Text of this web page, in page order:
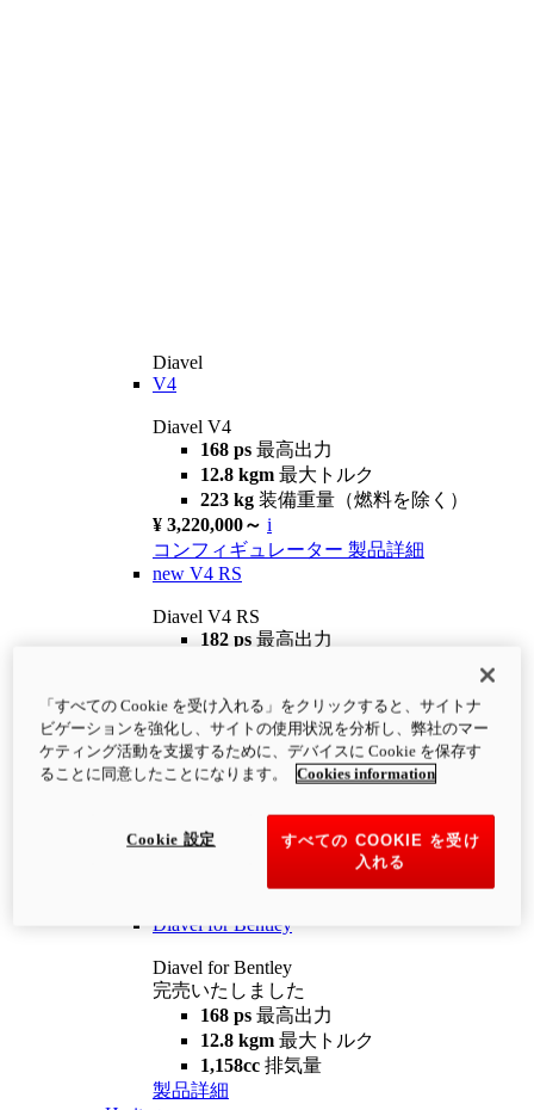
Diavel
V4
Diavel V4
168 ps 最高出力
12.8 kgm 最大トルク
223 kg 装備重量（燃料を除く）
¥ 3,220,000～ i
コンフィギュレーター 製品詳細
new V4 RS
Diavel V4 RS
182 ps 最高出力
¥4,400,000 i
コンフィギュレーター 製品詳細
newV4 RS 100
12.2 kgm
最大トルク
装備重量（燃料を除く）
Diavel for Bentley
Diavel for Bentley
完売いたしました
168 ps 最高出力
12.8 kgm 最大トルク
1,158cc 排気量
製品詳細
「すべての Cookie を受け入れる」をクリックすると、サイトナ
ビゲーションを強化し、サイトの使用状況を分析し、弊社のマー
ケティング活動を支援するために、デバイスに Cookie を保存す
ることに同意したことになります。
Cookies information
すべての COOKIE を受け
入れる
Cookie 設定